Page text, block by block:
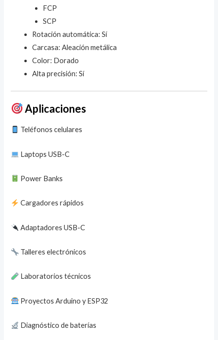
FCP
SCP
Rotación automática: Sí
Carcasa: Aleación metálica
Color: Dorado
Alta precisión: Sí
Aplicaciones
Teléfonos celulares
Laptops USB-C
Power Banks
Cargadores rápidos
Adaptadores USB-C
Talleres electrónicos
Laboratorios técnicos
Proyectos Arduino y ESP32
Diagnóstico de baterías